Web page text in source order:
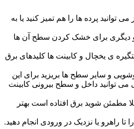
پرده ها را هم تمیز کنید یا به
و دیگری برای خشک کردن سطح آن ها
ی یخچال و کابینت ها کلیدهای برق
و سایر سطح ها بریزید برای این
می توانید داخل و سطح بیرونی کابینت
شوید برق افتاده است بهتر
راهرو یا نزدیک در ورودی انجام دهید.